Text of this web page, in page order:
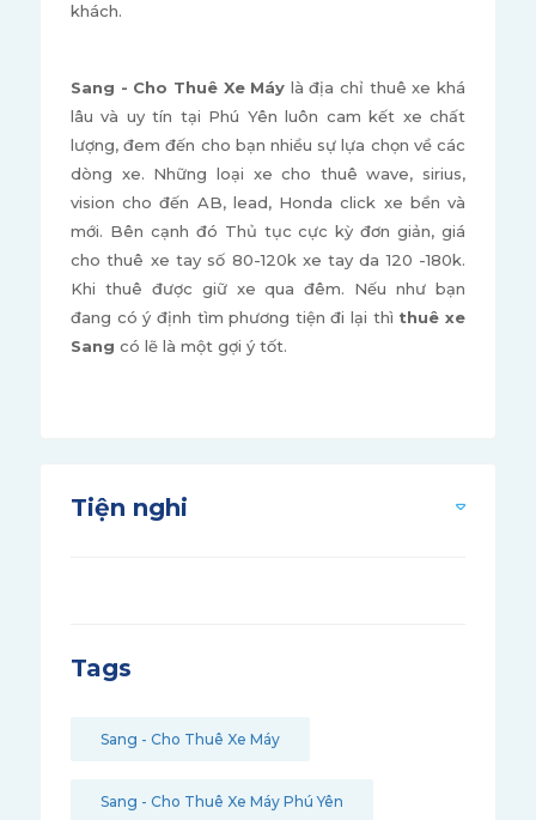
khách.
Sang - Cho Thuê Xe Máy là địa chỉ thuê xe khá
lâu và uy tín tại Phú Yên luôn cam kết xe chất
lượng, đem đến cho bạn nhiều sự lựa chọn về các
dòng xe. Những loại xe cho thuê wave, sirius,
vision cho đến AB, lead, Honda click xe bền và
mới. Bên cạnh đó Thủ tục cực kỳ đơn giản, giá
cho thuê xe tay số 80-120k xe tay da 120 -180k.
Khi thuê được giữ xe qua đêm. Nếu như bạn
đang có ý định tìm phương tiện đi lại thì thuê xe
Sang có lẽ là một gợi ý tốt.
Tiện nghi
Tags
Sang - Cho Thuê Xe Máy
Sang - Cho Thuê Xe Máy Phú Yên